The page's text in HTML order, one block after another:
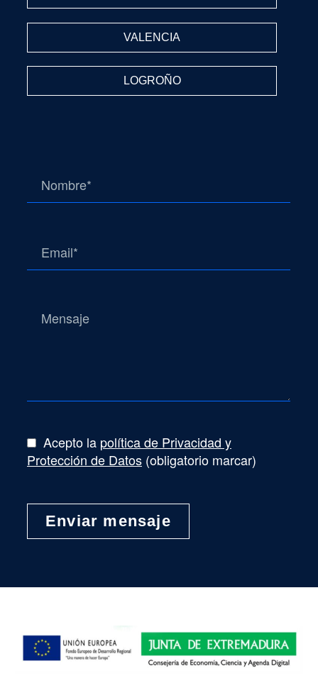
VALENCIA
LOGROÑO
Acepto la política de Privacidad y
Protección de Datos (obligatorio marcar)